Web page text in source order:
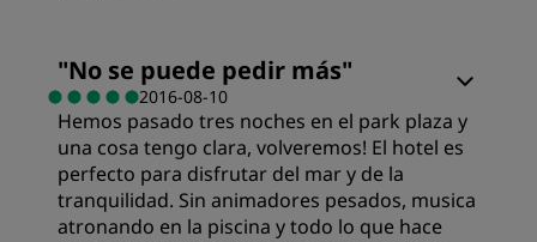
Calidad/precio
Calidad del sueño
"No se puede pedir más"
2016-08-10
Hemos pasado tres noches en el park plaza y
una cosa tengo clara, volveremos! El hotel es
perfecto para disfrutar del mar y de la
tranquilidad. Sin animadores pesados, musica
atronando en la piscina y todo lo que hace